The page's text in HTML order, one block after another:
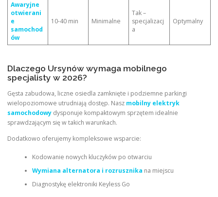
Awaryjne
otwierani
e
samochod
ów
10-40 min Minimalne
Tak –
specjalizacj
a
Optymalny
Dlaczego Ursynów wymaga mobilnego
specjalisty w 2026?
Gęsta zabudowa, liczne osiedla zamknięte i podziemne parkingi
wielopoziomowe utrudniają dostęp. Nasz mobilny elektryk
samochodowy dysponuje kompaktowym sprzętem idealnie
sprawdzającym się w takich warunkach.
Dodatkowo oferujemy kompleksowe wsparcie:
Kodowanie nowych kluczyków po otwarciu
Wymiana alternatora i rozrusznika na miejscu
Diagnostykę elektroniki Keyless Go